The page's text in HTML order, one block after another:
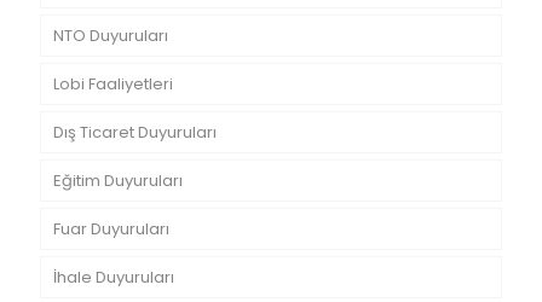
NTO Duyuruları
Lobi Faaliyetleri
Dış Ticaret Duyuruları
Eğitim Duyuruları
Fuar Duyuruları
İhale Duyuruları